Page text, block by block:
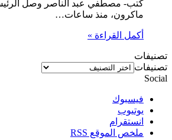
كتب- مصطفي عبد الناصر وصل
ماكرون، منذ ساعات…
أكمل القراءة »
تصنيفات
تصنيفات
Social
فيسبوك
يوتيوب
انستقرام
ملخص الموقع RSS